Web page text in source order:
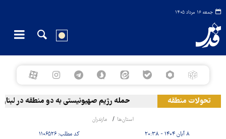
جمعه ۱۶ مرداد ۱۴۰۵
تحولات منطقه حمله رژیم صهیونیستی به دو منطقه در لبنان
استان‌ها مازندران
۸ آبان ۱۴۰۴ - ۲۰:۳۸ کد مطلب:۱۱۰۶۵۲۶